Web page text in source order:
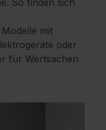
Modelle mit
oder
für Wertsachen